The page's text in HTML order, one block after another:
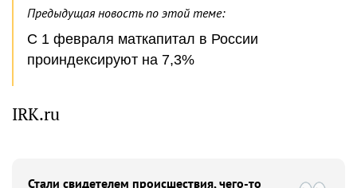
Предыдущая новость по этой теме:
С 1 февраля маткапитал в России
проиндексируют на 7,3%
IRK.ru
Стали свидетелем происшествия, чего-то